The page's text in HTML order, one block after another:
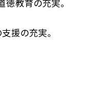
徳教育の充実。
援の充実。